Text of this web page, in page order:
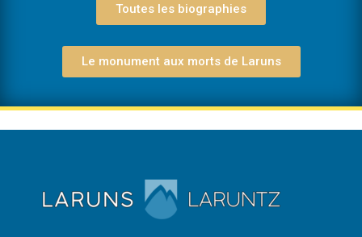
Toutes les biographies
Le monument aux morts de Laruns